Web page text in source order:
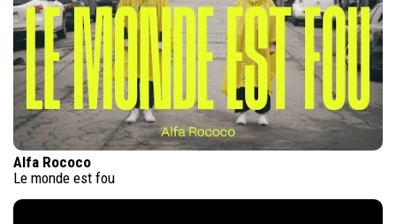
Alfa Rococo
Le monde est fou